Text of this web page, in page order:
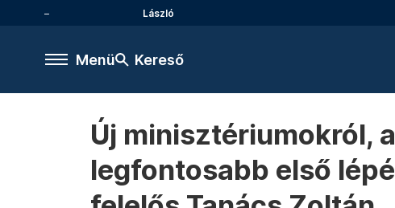
László
Menü Kereső
Új minisztériumokról,
legfontosabb első